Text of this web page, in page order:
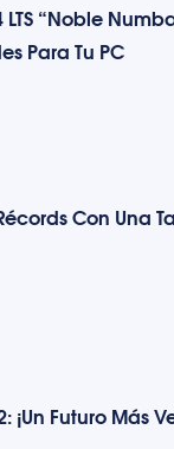
“Noble
Para Tu PC
Con Una
¡Un Futuro Más